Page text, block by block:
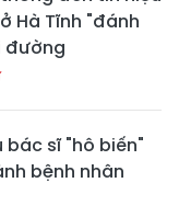
Hà Tĩnh "đánh
đường
bác sĩ "hô biến"
bệnh nhân